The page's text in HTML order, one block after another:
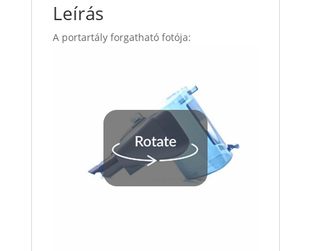
Leírás
A portartály forgatható fotója: